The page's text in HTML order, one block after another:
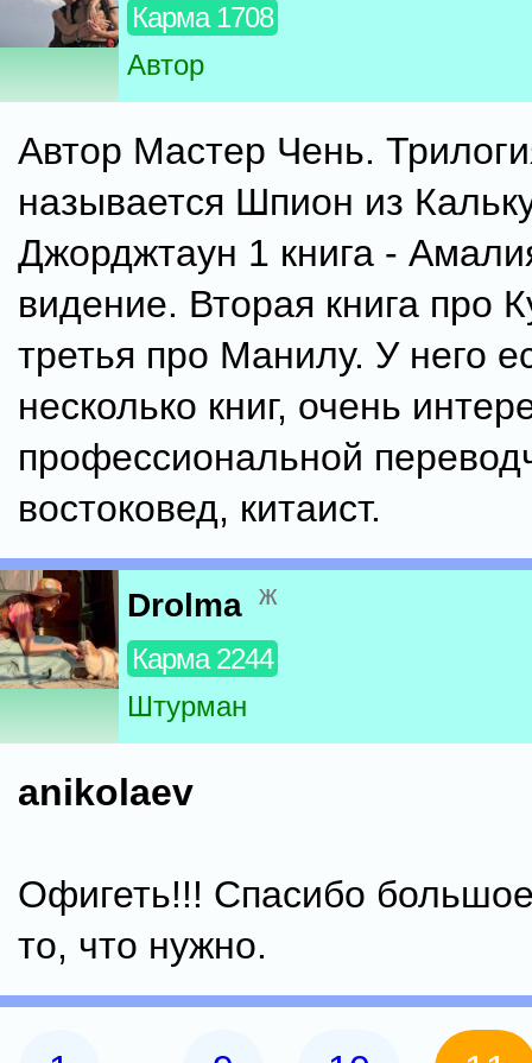
Карма 1708
Автор
Автор Мастер Чень.
называется Шпион из
Джорджтаун 1 книга -
видение. Вторая книга про
третья про Манилу. У него
несколько книг, очень
профессиональной
востоковед, китаист.
Drolma ж
Карма 2244
Штурман
anikolaev
Офигеть!!! Спасибо
то, что нужно.